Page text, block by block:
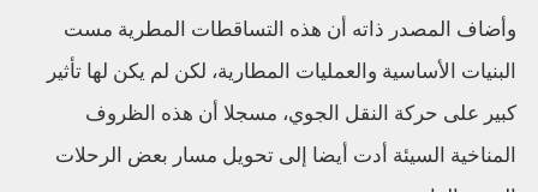
وأضاف المصدر ذاته أن هذه التساقطات المطرية مست
البنيات الأساسية والعمليات المطارية، لكن لم يكن لها تأثير
كبير على حركة النقل الجوي، مسجلا أن هذه الظروف
المناخية السيئة أدت أيضا إلى تحويل مسار بعض الرحلات